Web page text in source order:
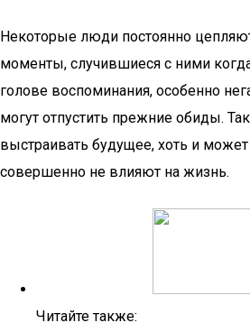
Некоторые люди постоянно
моменты, случившиеся с ними
голове воспоминания, особенно
могут отпустить прежние обиды.
выстраивать будущее, хоть и может
совершенно не влияют на жизнь.
Читайте также: